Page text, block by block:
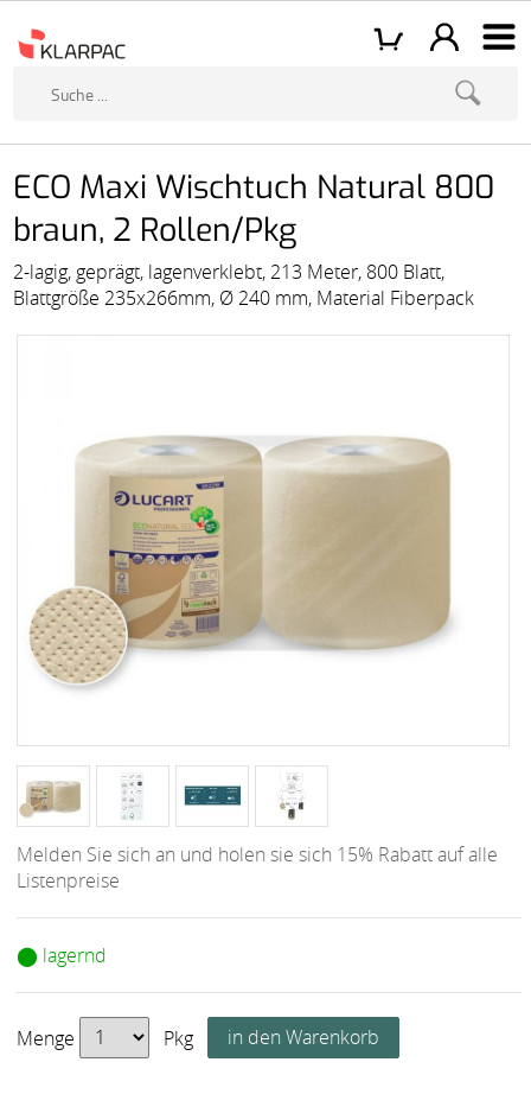
ECO Maxi Wischtuch Natural 800
braun, 2 Rollen/Pkg
2-lagig, geprägt, lagenverklebt, 213 Meter, 800 Blatt,
Blattgröße 235x266mm, Ø 240 mm, Material Fiberpack
Melden Sie sich an und holen sie sich 15% Rabatt auf alle
Listenpreise
⬤ lagernd
Menge Pkg